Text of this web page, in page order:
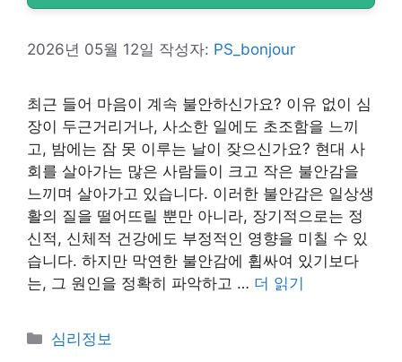
2026년 05월 12일 작성자: PS_bonjour
최근 들어 마음이 계속 불안하신가요? 이유 없이 심
장이 두근거리거나, 사소한 일에도 초조함을 느끼
고, 밤에는 잠 못 이루는 날이 잦으신가요? 현대 사
회를 살아가는 많은 사람들이 크고 작은 불안감을
느끼며 살아가고 있습니다. 이러한 불안감은 일상생
활의 질을 떨어뜨릴 뿐만 아니라, 장기적으로는 정
신적, 신체적 건강에도 부정적인 영향을 미칠 수 있
습니다. 하지만 막연한 불안감에 휩싸여 있기보다
는, 그 원인을 정확히 파악하고 … 더 읽기
카
심리정보